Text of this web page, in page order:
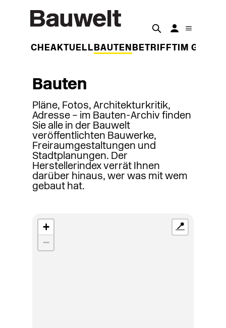
WOCHEAKTUELL BAUTEN BETRIFFT IM
Bauten
Pläne, Fotos, Architekturkritik,
Adresse – im Bauten-Archiv finden
Sie alle in der Bauwelt
veröffentlichten Bauwerke,
Freiraumgestaltungen und
Stadtplanungen. Der
Herstellerindex verrät Ihnen
darüber hinaus, wer was mit wem
gebaut hat.
+
−
📍